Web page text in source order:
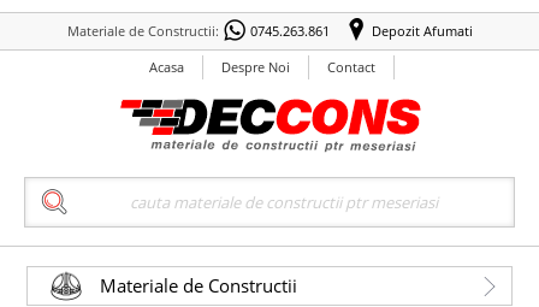
Materiale de Constructii: 0745.263.861
Depozit Afumati
Acasa
Despre Noi Contact
Search
Materiale de Constructii